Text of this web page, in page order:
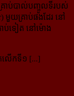
ាប់បាល់បញ្ចូលទីរបស់
យគ្រាប់ផងដែរ នៅ
រាប់ទៀត នៅម៉ោង
លើកទី១ [...]